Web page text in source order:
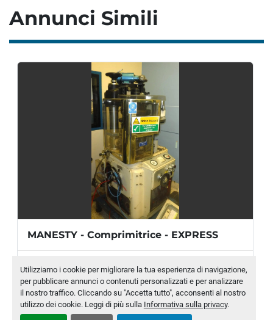
Utilizziamo i cookie per migliorare la tua esperienza di navigazione,
per pubblicare annunci o contenuti personalizzati e per analizzare
il nostro traffico. Cliccando su "Accetta tutto", acconsenti al nostro
utilizzo dei cookie. Leggi di più sulla Informativa sulla privacy.
Pressione: 8 ton (max)
Annunci Simili
MANESTY - Comprimitrice - EXPRESS
Modello EXPRESS
Numero di magazzino MLTC-0010-WH